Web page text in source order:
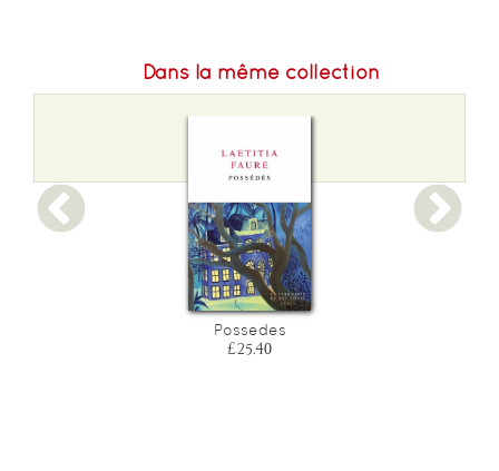
Dans la même collection
Possedes
£25.40